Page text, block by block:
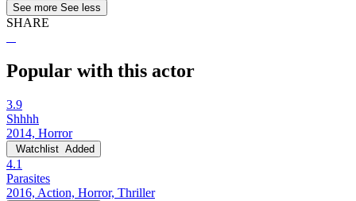
See more See less
SHARE
Popular with this actor
3.9
Shhhh
2014, Horror
Watchlist Added
4.1
Parasites
2016, Action, Horror, Thriller